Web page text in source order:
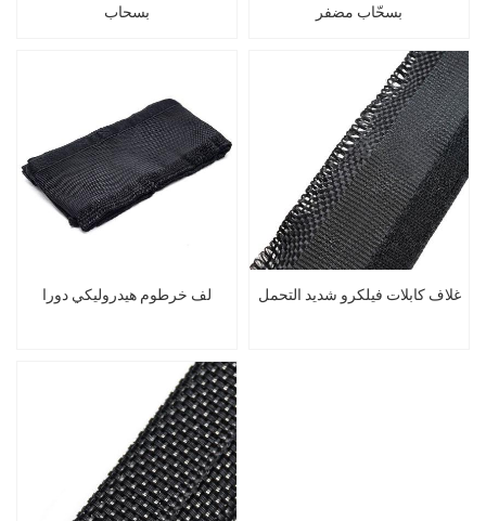
بسحاب
بسحّاب مضفر
لف خرطوم هيدروليكي دورا غلاف كابلات فيلكرو شديد التحمل